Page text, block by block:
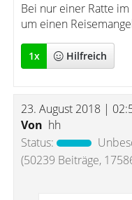
Bei nur einer Ratte
um einen
1x Hilfreich
23. August 2018 |
Von hh
Status:
(50239 Beiträge,